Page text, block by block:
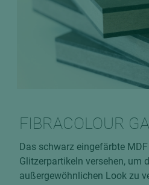
FIBRACOLOUR
Das schwarz eingefärbte
Glitzerpartikeln versehen, um
außergewöhnlichen Look zu